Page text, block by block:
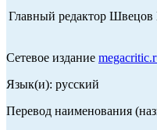
Главный редактор
Сетевое издание
Язык(и): русский
Перевод наименования